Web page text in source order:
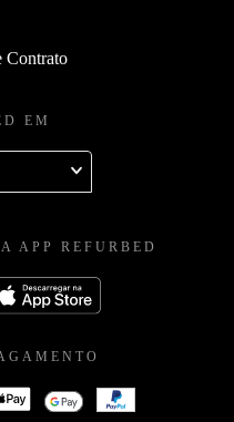
Contrato
EM
APP REFURBED